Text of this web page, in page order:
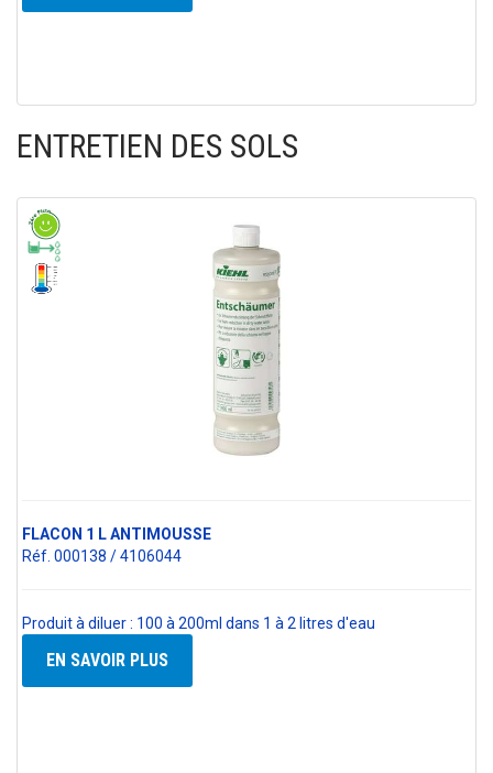
ENTRETIEN DES SOLS
FLACON 1 L ANTIMOUSSE
Réf. 000138 / 4106044
Produit à diluer : 100 à 200ml dans 1 à 2 litres d'eau
EN SAVOIR PLUS